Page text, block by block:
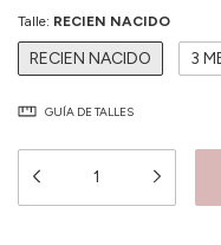
Talle: RECIEN NACIDO
RECIEN NACIDO 3
GUÍA DE TALLES